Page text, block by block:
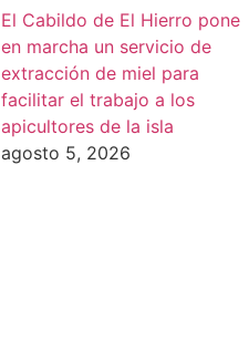
El Cabildo de El Hierro pone
en marcha un servicio de
extracción de miel para
facilitar el trabajo a los
apicultores de la isla
agosto 5, 2026